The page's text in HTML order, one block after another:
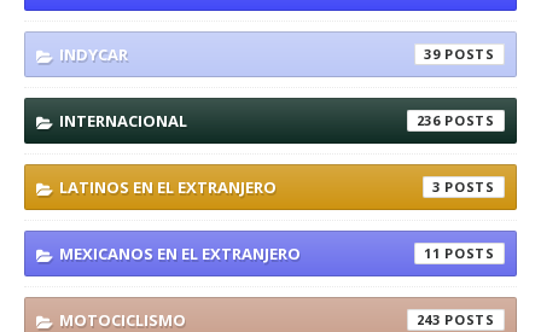
INDYCAR 39
INTERNACIONAL 236
LATINOS EN EL EXTRANJERO 3
MEXICANOS EN EL EXTRANJERO 11
MOTOCICLISMO 243